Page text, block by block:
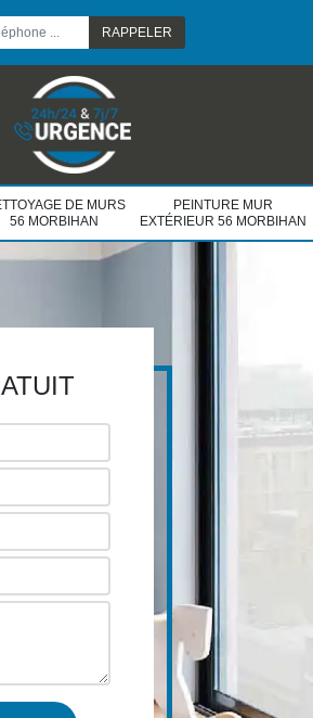
DE MURS
56 MORBIHAN
PEINTURE MUR
EXTÉRIEUR 56 MORBIHAN